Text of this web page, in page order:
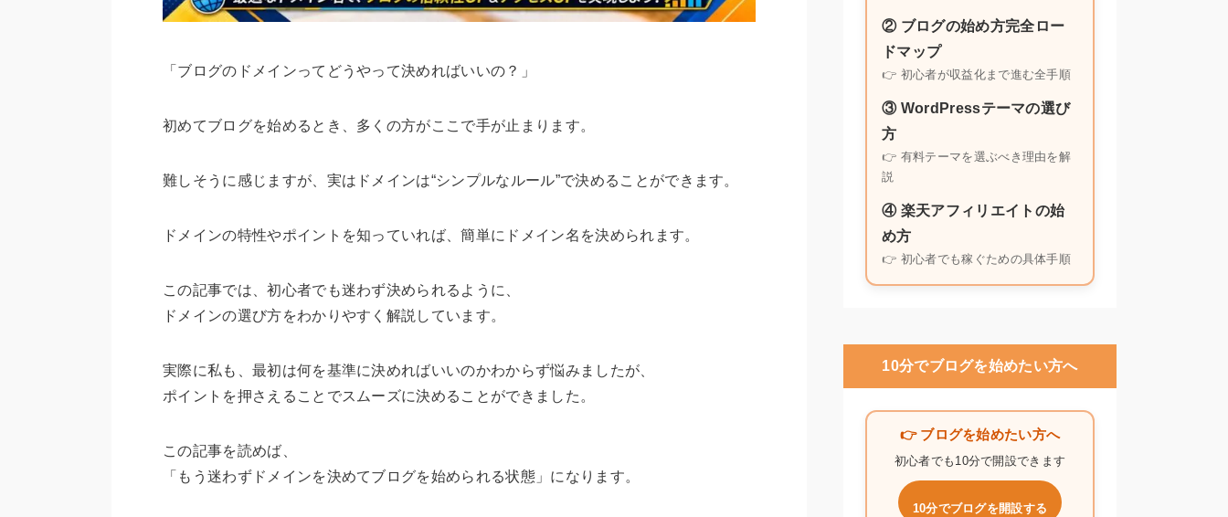
「ブログのドメインってどうやって決めればいいの？」
初めてブログを始めるとき、多くの方がここで手が止まります。
難しそうに感じますが、実はドメインは“シンプルなルール”で決めることができます。
ドメインの特性やポイントを知っていれば、簡単にドメイン名を決められます。
この記事では、初心者でも迷わず決められるように、
ドメインの選び方をわかりやすく解説しています。
実際に私も、最初は何を基準に決めればいいのかわからず悩みましたが、
ポイントを押さえることでスムーズに決めることができました。
この記事を読めば、
「もう迷わずドメインを決めてブログを始められる状態」になります。
② ブログの始め方完全ロー
ドマップ
👉 初心者が収益化まで進む全手順
③ WordPressテーマの選び
方
👉 有料テーマを選ぶべき理由を解
説
④ 楽天アフィリエイトの始
め方
👉 初心者でも稼ぐための具体手順
10分でブログを始めたい方へ
👉 ブログを始めたい方へ
初心者でも10分で開設できます
10分でブログを開設する